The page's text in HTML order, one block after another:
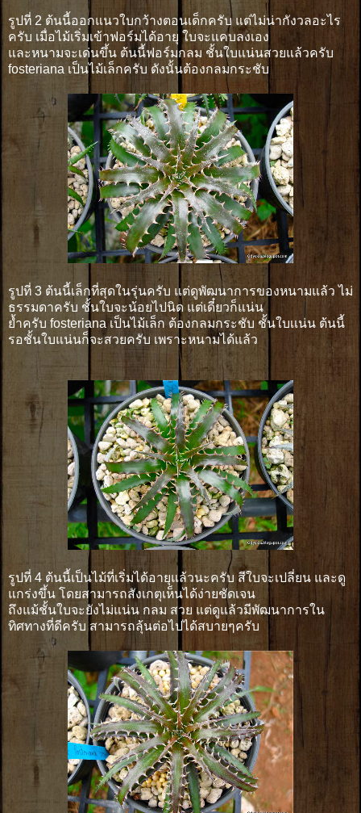
รูปที่ 2 ต้นนี้ออกแนวใบกว้างตอนเด็กครับ แต่ไม่น่ากังวลอะไร
ครับ เมื่อไม้เริ่มเข้าฟอร์มได้อายุ ใบจะแคบลงเอง
และหนามจะเด่นขึ้น ต้นนี้ฟอร์มกลม ชั้นใบแน่นสวยแล้วครับ
fosteriana เป็นไม้เล็กครับ ดังนั้นต้องกลมกระชับ
รูปที่ 3 ต้นนี้เล็กที่สุดในรุ่นครับ แต่ดูพัฒนาการของหนามแล้ว ไม่
ธรรมดาครับ ชั้นใบจะน้อยไปนิด แต่เดี๋ยวก็แน่น
ย้ำครับ fosteriana เป็นไม้เล็ก ต้องกลมกระชับ ชั้นใบเเน่น ต้นนี้
รอชั้นใบแน่นก็จะสวยครับ เพราะหนามได้แล้ว
รูปที่ 4 ต้นนี้เป็นไม้ที่เริ่มได้อายุแล้วนะครับ สีใบจะเปลี่ยน และดู
แกร่งขึ้น โดยสามารถสังเกตุเห็นได้ง่ายชัดเจน
ถึงแม้ชั้นใบจะยังไม่แน่น กลม สวย แต่ดูแล้วมีพัฒนาการใน
ทิศทางที่ดีครับ สามารถลุ้นต่อไปได้สบายๆครับ